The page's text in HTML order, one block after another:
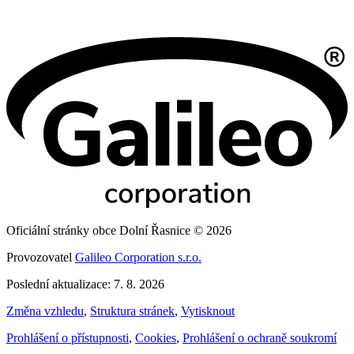
Oficiální stránky obce Dolní Řasnice © 2026
Provozovatel Galileo Corporation s.r.o.
Poslední aktualizace: 7. 8. 2026
Změna vzhledu, Struktura stránek, Vytisknout
Prohlášení o přístupnosti, Cookies, Prohlášení o ochraně soukromí